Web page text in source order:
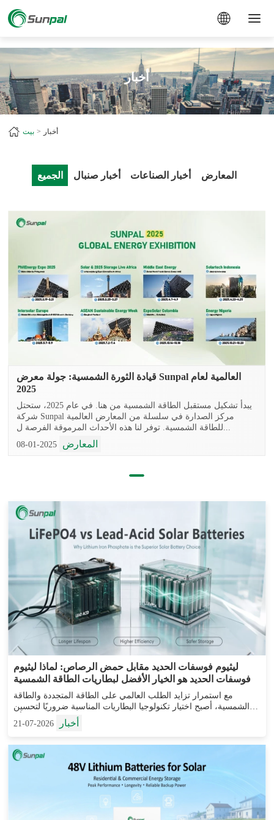
أخبار
بيت أخبار
الجميع أخبار صنبال أخبار الصناعات المعارض
قيادة الثورة الشمسية: جولة معرض Sunpal العالمية لعام
2025
يبدأ تشكيل مستقبل الطاقة الشمسية من هنا. في عام 2025، ستحتل
شركة Sunpal مركز الصدارة في سلسلة من المعارض العالمية
للطاقة الشمسية. توفر لنا هذه الأحداث المرموقة الفرصة ل...
المعارض 2025-01-08
ليثيوم فوسفات الحديد مقابل حمض الرصاص: لماذا ليثيوم
فوسفات الحديد هو الخيار الأفضل لبطاريات الطاقة الشمسية
مع استمرار تزايد الطلب العالمي على الطاقة المتجددة والطاقة
الشمسية، أصبح اختيار تكنولوجيا البطاريات المناسبة ضروريًا لتحسين
موثوقية النظام وكفاءته وقيمته على المدى الطويل. في حين أن
أخبار 2026-07-21